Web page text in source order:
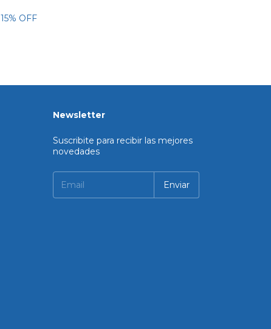
15% OFF
Newsletter
Suscribite para recibir las mejores
novedades